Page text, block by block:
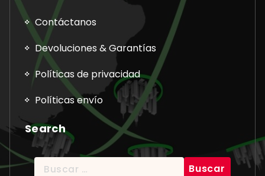
Contáctanos
Devoluciones & Garantías
Políticas de privacidad
Políticas envío
Search
Buscar: